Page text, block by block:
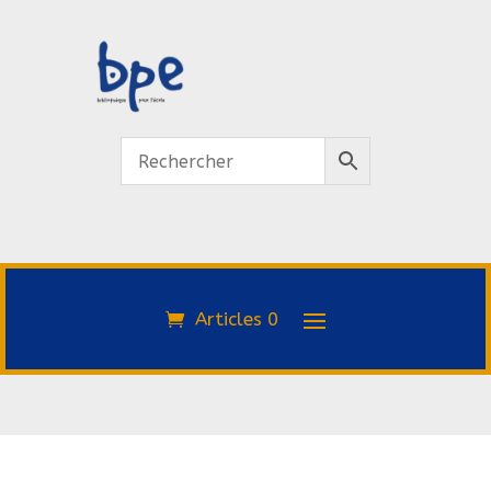
Articles 0